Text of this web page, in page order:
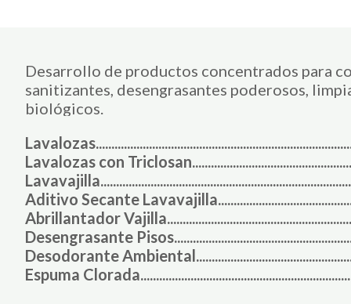
Lavalozas con
Aditivo Secante
Abrillantador
Desengrasante
Desodorante
Espuma
Desarrollo de productos concentrados para
sanitizantes, desengrasantes poderosos,
biológicos.